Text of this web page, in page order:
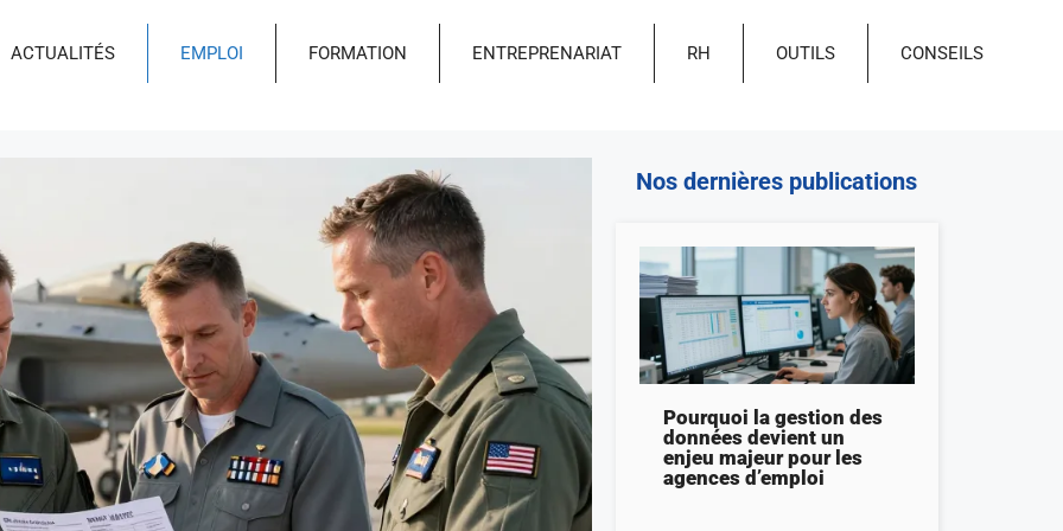
ACTUALITÉS EMPLOI FORMATION ENTREPRENARIAT RH OUTILS CONSEILS
Nos dernières publications
Pourquoi la gestion des
données devient un
enjeu majeur pour les
agences d’emploi